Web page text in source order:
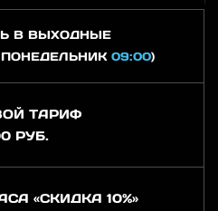
В ВЫХОДНЫЕ
09:00)
ТАРИФ
РУБ.
«СКИДКА 10%»